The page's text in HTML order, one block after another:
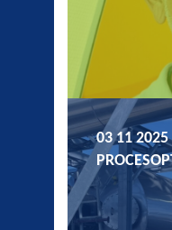
03 11 2025